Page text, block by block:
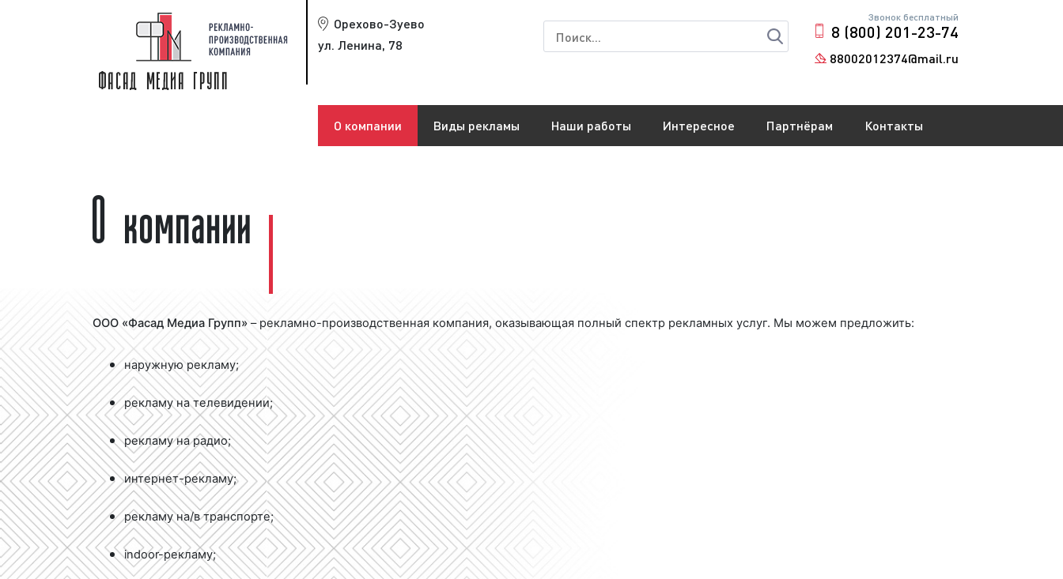
Орехово-Зуево
ул. Ленина, 78
Звонок бесплатный
8 (800) 201-23-74
88002012374@mail.ru
О компании Виды рекламы Наши работы Интересное Партнёрам Контакты
О компании
ООО «Фасад Медиа Групп» – рекламно-производственная компания, оказывающая полный спектр рекламных услуг. Мы можем предложить:
наружную рекламу;
рекламу на телевидении;
рекламу на радио;
интернет-рекламу;
рекламу на/в транспорте;
indoor-рекламу;